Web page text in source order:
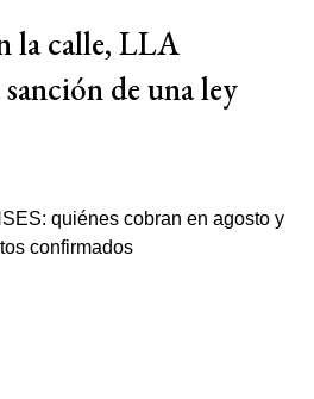
la calle, LLA
de una ley